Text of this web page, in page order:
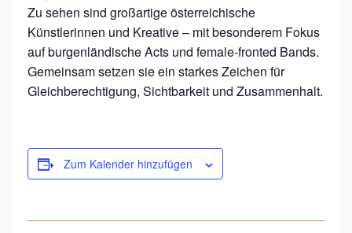
T
I
M
M
E
–
S
A
Zu sehen sind großartige österreichische
Künstlerinnen und Kreative – mit besonderem Fokus
auf burgenländische Acts und female-fronted Bands.
Gemeinsam setzen sie ein starkes Zeichen für
Gleichberechtigung, Sichtbarkeit und Zusammenhalt.
Zum Kalender hinzufügen